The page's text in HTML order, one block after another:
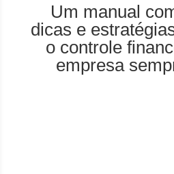
Um manual
dicas e
o controle
empresa